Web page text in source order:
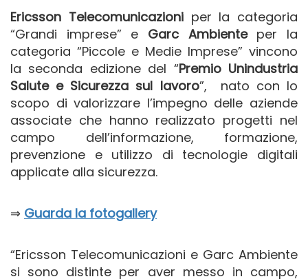
Ericsson Telecomunicazioniper la categoria
“Grandi imprese” e Garc Ambienteper la
categoria “Piccole e Medie Imprese” vincono
la seconda edizione del “Premio Unindustria
Salute e Sicurezza sul lavoro”, nato con lo
scopo di valorizzare l’impegno delle aziende
associate che hanno realizzato progetti nel
campo dell’informazione, formazione,
prevenzione e utilizzo di tecnologie digitali
applicate alla sicurezza.
⇒ Guarda la fotogallery
“Ericsson Telecomunicazioni e Garc Ambiente
si sono distinte per aver messo in campo,